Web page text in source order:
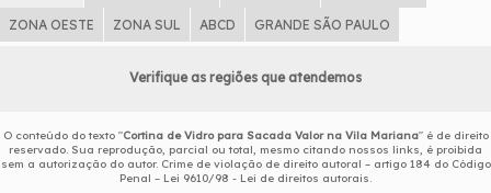
ZONA OESTE ZONA SUL ABCD GRANDE SÃO PAULO
Verifique as regiões que atendemos
O conteúdo do texto "Cortina de Vidro para Sacada Valor na Vila Mariana" é de direito
reservado. Sua reprodução, parcial ou total, mesmo citando nossos links, é proibida
sem a autorização do autor. Crime de violação de direito autoral – artigo 184 do Código
Penal – Lei 9610/98 - Lei de direitos autorais.